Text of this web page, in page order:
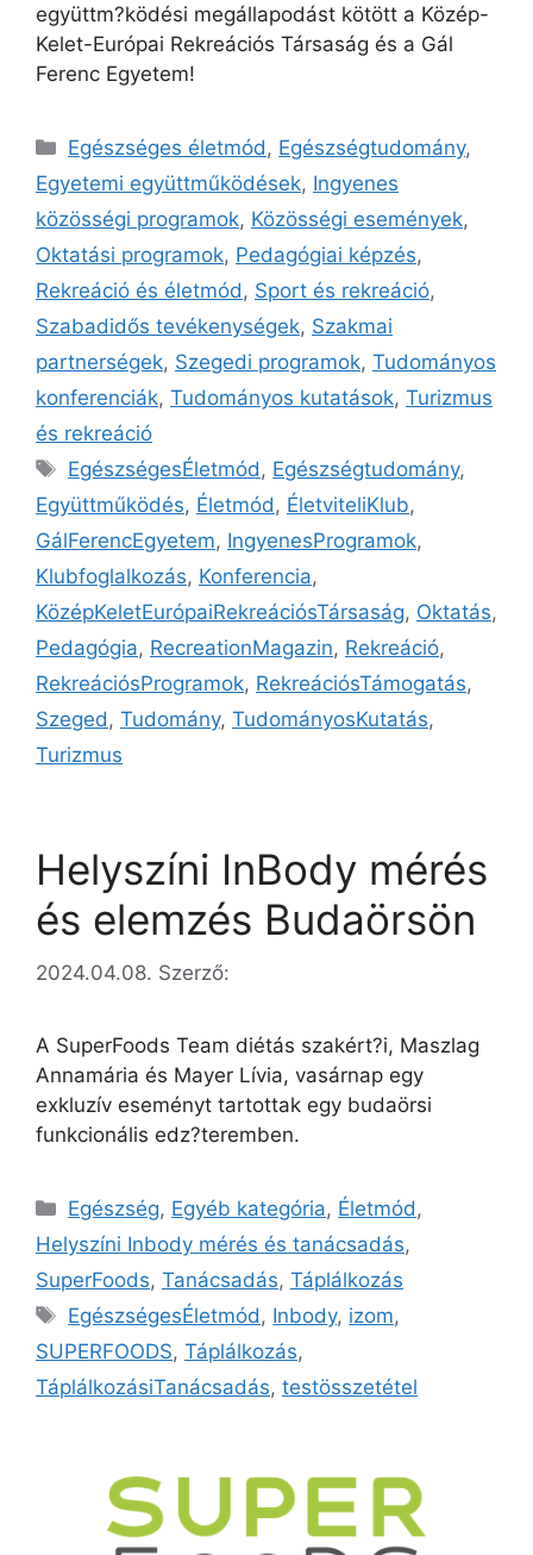
együttm?ködési megállapodást kötött a Közép-
Kelet-Európai Rekreációs Társaság és a Gál
Ferenc Egyetem!
Egészséges életmód, Egészségtudomány,
Egyetemi együttműködések, Ingyenes
közösségi programok, Közösségi események,
Oktatási programok, Pedagógiai képzés,
Rekreáció és életmód, Sport és rekreáció,
Szabadidős tevékenységek, Szakmai
partnerségek, Szegedi programok, Tudományos
konferenciák, Tudományos kutatások, Turizmus
és rekreáció
EgészségesÉletmód, Egészségtudomány,
Együttműködés, Életmód, ÉletviteliKlub,
GálFerencEgyetem, IngyenesProgramok,
Klubfoglalkozás, Konferencia,
KözépKeletEurópaiRekreációsTársaság, Oktatás,
Pedagógia, RecreationMagazin, Rekreáció,
RekreációsProgramok, RekreációsTámogatás,
Szeged, Tudomány, TudományosKutatás,
Turizmus
Helyszíni InBody mérés
és elemzés Budaörsön
2024.04.08. Szerző:
A SuperFoods Team diétás szakért?i, Maszlag
Annamária és Mayer Lívia, vasárnap egy
exkluzív eseményt tartottak egy budaörsi
funkcionális edz?teremben.
Egészség, Egyéb kategória, Életmód ,
Helyszíni Inbody mérés és tanácsadás,
SuperFoods, Tanácsadás, Táplálkozás
EgészségesÉletmód , Inbody, izom,
SUPERFOODS, Táplálkozás,
TáplálkozásiTanácsadás, testösszetétel